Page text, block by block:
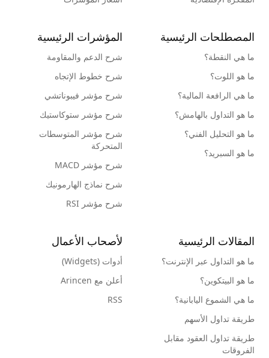
المصطلحات الرئيسية
ما هي النقطة؟
ما هو اللوت؟
ما هي الرافعة المالية؟
ما هو التداول بالهامش؟
ما هو التحليل الفني؟
ما هو السبريد؟
المؤشرات الرئيسية
شرح الدعم والمقاومة
شرح خطوط الإتجاه
شرح مؤشر فيبوناتشي
شرح مؤشر ستوكاستيك
شرح مؤشر المتوسطات
المتحركة
شرح مؤشر MACD
شرح نماذج الهارمونيك
شرح مؤشر RSI
المقالات الرئيسية
ما هو التداول عبر الإنترنت؟
ما هو البيتكوين؟
ما هي الشموع اليابانية؟
طريقة تداول الأسهم
طريقة تداول العقود مقابل
الفروقات
لأصحاب الأعمال
أدوات (Widgets)
أعلن مع Arincen
RSS